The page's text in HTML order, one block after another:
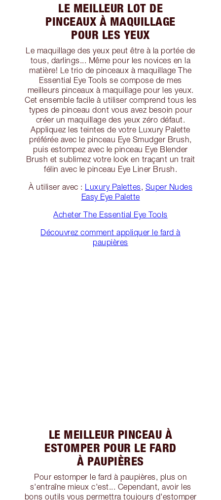
LE MEILLEUR LOT DE
PINCEAUX À MAQUILLAGE
POUR LES YEUX
Le maquillage des yeux peut être à la portée de
tous, darlings... Même pour les novices en la
matière! Le trio de pinceaux à maquillage The
Essential Eye Tools se compose de mes
meilleurs pinceaux à maquillage pour les yeux.
Cet ensemble facile à utiliser comprend tous les
types de pinceau dont vous avez besoin pour
créer un maquillage des yeux zéro défaut.
Appliquez les teintes de votre Luxury Palette
préférée avec le pinceau Eye Smudger Brush,
puis estompez avec le pinceau Eye Blender
Brush et sublimez votre look en traçant un trait
félin avec le pinceau Eye Liner Brush.
À utiliser avec : Luxury Palettes, Super Nudes
Easy Eye Palette
Acheter The Essential Eye Tools
Découvrez comment appliquer le fard à
paupières
LE MEILLEUR PINCEAU À
ESTOMPER POUR LE FARD
À PAUPIÈRES
Pour estomper le fard à paupières, plus on
s'entraîne mieux c'est... Cependant, avoir les
bons outils vous permettra toujours d'estomper